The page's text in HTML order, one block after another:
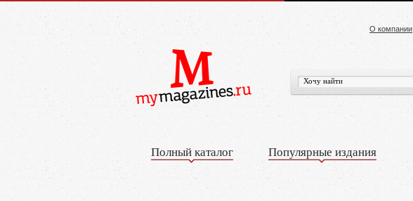
О компании
Полный каталог Популярные издания